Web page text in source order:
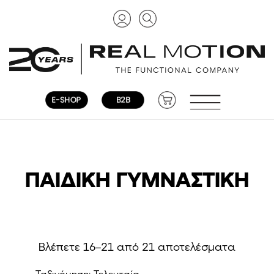
ΠΑΙΔΙΚΉ ΓΥΜΝΑΣΤΙΚΉ
Βλέπετε 16–21 από 21 αποτελέσματα